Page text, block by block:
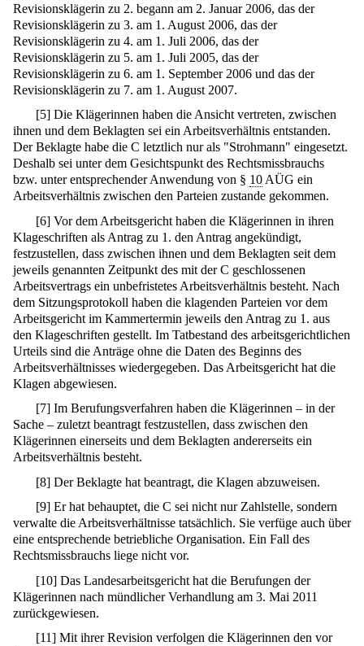
Revisionsklägerin zu 2. begann am 2. Januar 2006, das der
Revisionsklägerin zu 3. am 1. August 2006, das der
Revisionsklägerin zu 4. am 1. Juli 2006, das der
Revisionsklägerin zu 5. am 1. Juli 2005, das der
Revisionsklägerin zu 6. am 1. September 2006 und das der
Revisionsklägerin zu 7. am 1. August 2007.
[5] Die Klägerinnen haben die Ansicht vertreten, zwischen
ihnen und dem Beklagten sei ein Arbeitsverhältnis entstanden.
Der Beklagte habe die C letztlich nur als "Strohmann" eingesetzt.
Deshalb sei unter dem Gesichtspunkt des Rechtsmissbrauchs
bzw. unter entsprechender Anwendung von § 10 AÜG ein
Arbeitsverhältnis zwischen den Parteien zustande gekommen.
[6] Vor dem Arbeitsgericht haben die Klägerinnen in ihren
Klageschriften als Antrag zu 1. den Antrag angekündigt,
festzustellen, dass zwischen ihnen und dem Beklagten seit dem
jeweils genannten Zeitpunkt des mit der C geschlossenen
Arbeitsvertrags ein unbefristetes Arbeitsverhältnis besteht. Nach
dem Sitzungsprotokoll haben die klagenden Parteien vor dem
Arbeitsgericht im Kammertermin jeweils den Antrag zu 1. aus
den Klageschriften gestellt. Im Tatbestand des arbeitsgerichtlichen
Urteils sind die Anträge ohne die Daten des Beginns des
Arbeitsverhältnisses wiedergegeben. Das Arbeitsgericht hat die
Klagen abgewiesen.
[7] Im Berufungsverfahren haben die Klägerinnen – in der
Sache – zuletzt beantragt festzustellen, dass zwischen den
Klägerinnen einerseits und dem Beklagten andererseits ein
Arbeitsverhältnis besteht.
[8] Der Beklagte hat beantragt, die Klagen abzuweisen.
[9] Er hat behauptet, die C sei nicht nur Zahlstelle, sondern
verwalte die Arbeitsverhältnisse tatsächlich. Sie verfüge auch über
eine entsprechende betriebliche Organisation. Ein Fall des
Rechtsmissbrauchs liege nicht vor.
[10] Das Landesarbeitsgericht hat die Berufungen der
Klägerinnen nach mündlicher Verhandlung am 3. Mai 2011
zurückgewiesen.
[11] Mit ihrer Revision verfolgen die Klägerinnen den vor